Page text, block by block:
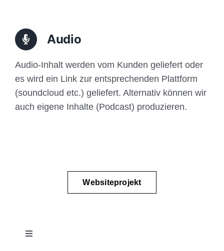
Audio
Audio-Inhalt werden vom Kunden geliefert oder
es wird ein Link zur entsprechenden Plattform
(soundcloud etc.) geliefert. Alternativ können wir
auch eigene Inhalte (Podcast) produzieren.
Websiteprojekt
Toggle